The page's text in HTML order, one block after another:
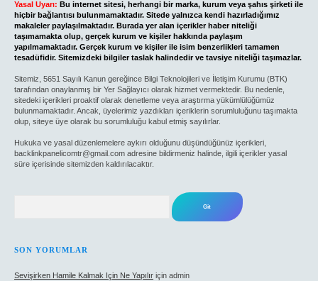
Yasal Uyarı: Bu internet sitesi, herhangi bir marka, kurum veya şahıs şirketi ile
hiçbir bağlantısı bulunmamaktadır. Sitede yalnızca kendi hazırladığımız
makaleler paylaşılmaktadır. Burada yer alan içerikler haber niteliği
taşımamakta olup, gerçek kurum ve kişiler hakkında paylaşım
yapılmamaktadır. Gerçek kurum ve kişiler ile isim benzerlikleri tamamen
tesadüfidir. Sitemizdeki bilgiler taslak halindedir ve tavsiye niteliği taşımazlar.
Sitemiz, 5651 Sayılı Kanun gereğince Bilgi Teknolojileri ve İletişim Kurumu (BTK)
tarafından onaylanmış bir Yer Sağlayıcı olarak hizmet vermektedir. Bu nedenle,
sitedeki içerikleri proaktif olarak denetleme veya araştırma yükümlülüğümüz
bulunmamaktadır. Ancak, üyelerimiz yazdıkları içeriklerin sorumluluğunu taşımakta
olup, siteye üye olarak bu sorumluluğu kabul etmiş sayılırlar.
Hukuka ve yasal düzenlemelere aykırı olduğunu düşündüğünüz içerikleri,
backlinkpanelicomtr@gmail.com adresine bildirmeniz halinde, ilgili içerikler yasal
süre içerisinde sitemizden kaldırılacaktır.
SON YORUMLAR
Sevişirken Hamile Kalmak Için Ne Yapılır için admin